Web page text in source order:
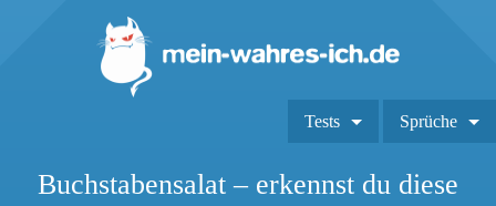
Tests Sprüche
Buchstabensalat – erkennst du diese